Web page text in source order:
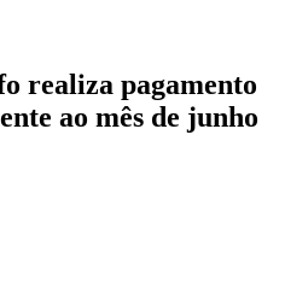
realiza pagamento
ao mês de junho